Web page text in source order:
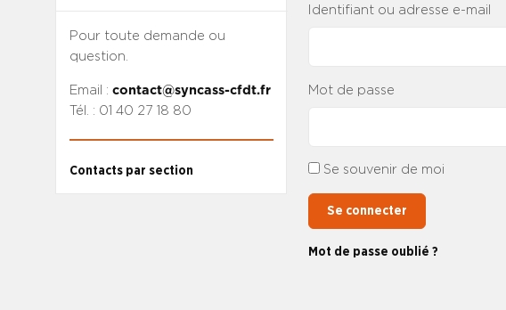
Pour toute demande ou
question.
Email : contact@syncass-cfdt.fr
Tél. : 01 40 27 18 80
Contacts par section
Identifiant ou adresse e-mail
Mot de passe
Se souvenir de moi
Se connecter
Mot de passe oublié ?